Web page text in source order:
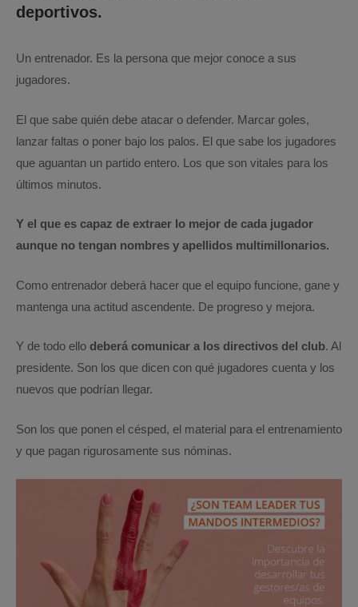
deportivos.
Un entrenador. Es la persona que mejor conoce a sus
jugadores.
El que sabe quién debe atacar o defender. Marcar goles,
lanzar faltas o poner bajo los palos. El que sabe los jugadores
que aguantan un partido entero. Los que son vitales para los
últimos minutos.
Y el que es capaz de extraer lo mejor de cada jugador
aunque no tengan nombres y apellidos multimillonarios.
Como entrenador deberá hacer que el equipo funcione, gane y
mantenga una actitud ascendente. De progreso y mejora.
Y de todo ello deberá comunicar a los directivos del club. Al
presidente. Son los que dicen con qué jugadores cuenta y los
nuevos que podrían llegar.
Son los que ponen el césped, el material para el entrenamiento
y que pagan rigurosamente sus nóminas.